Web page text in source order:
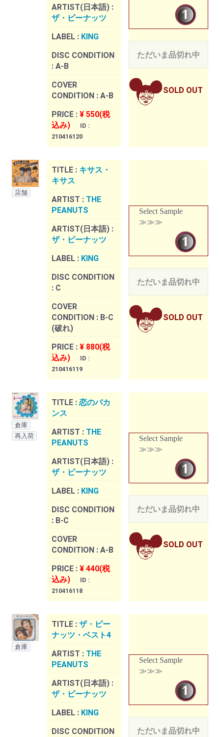
ARTIST(日本語) :
ザ・ピーナッツ
LABEL : KING
DISC CONDITION
: A-B
COVER
CONDITION : A-B
PRICE : ¥ 550(税
込み)
ID :
210416120
ただいま品切れ中
SOLD OUT
店舗
TITLE : キサス・
キサス
ARTIST : THE
PEANUTS
ARTIST(日本語) :
ザ・ピーナッツ
LABEL : KING
DISC CONDITION
: C
COVER
CONDITION : B-C
(破れ)
PRICE : ¥ 880(税
込み)
ID :
210416119
Select Sample
≫≫≫
ただいま品切れ中
SOLD OUT
倉庫
再入荷
TITLE : 恋のバカ
ンス
ARTIST : THE
PEANUTS
ARTIST(日本語) :
ザ・ピーナッツ
LABEL : KING
DISC CONDITION
: B-C
COVER
CONDITION : A-B
PRICE : ¥ 440(税
込み)
ID :
210416118
Select Sample
≫≫≫
ただいま品切れ中
SOLD OUT
倉庫
TITLE : ザ・ピー
ナッツ・ベスト4
ARTIST : THE
PEANUTS
ARTIST(日本語) :
ザ・ピーナッツ
LABEL : KING
DISC CONDITION
Select Sample
≫≫≫
ただいま品切れ中